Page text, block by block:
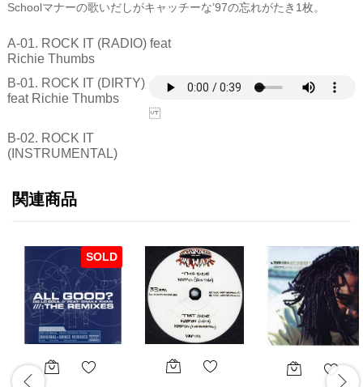
Schoolマナーの歌いだしがキャッチーな’97の忘れがたき1枚。
A-01. ROCK IT (RADIO) feat
Richie Thumbs
B-01. ROCK IT (DIRTY)
feat Richie Thumbs
B-02. ROCK IT
(INSTRUMENTAL)
関連商品
SOLD